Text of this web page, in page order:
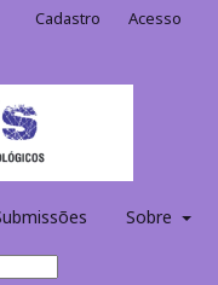
Sobre
Cadastro Acesso